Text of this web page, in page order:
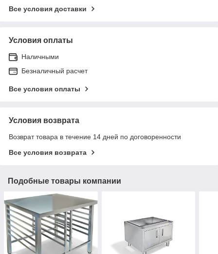
Все условия доставки
Условия оплаты
Наличными
Безналичный расчет
Все условия оплаты
Условия возврата
Возврат товара в течение 14 дней по договоренности
Все условия возврата
Подобные товары компании